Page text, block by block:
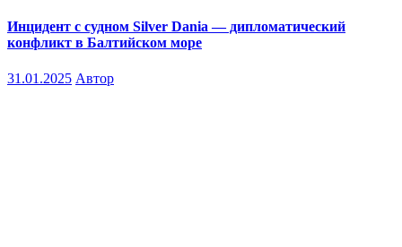
Инцидент с судном Silver Dania — дипломатический
конфликт в Балтийском море
31.01.2025 Автор